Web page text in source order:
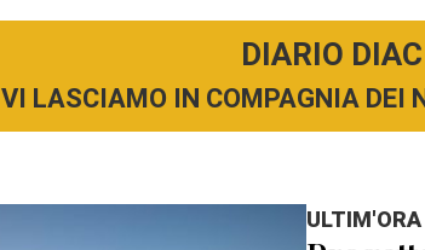
DIARIO
VI LASCIAMO IN COMPAGNIA DEI
ULTIM'ORA